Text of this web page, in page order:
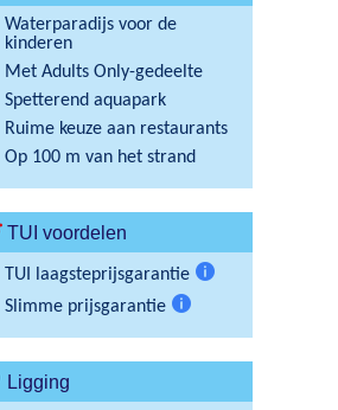
Waterparadijs voor de
kinderen
Met Adults Only-gedeelte
Spetterend aquapark
Ruime keuze aan restaurants
Op 100 m van het strand
TUI voordelen
TUI laagsteprijsgarantie
Slimme prijsgarantie
Ligging